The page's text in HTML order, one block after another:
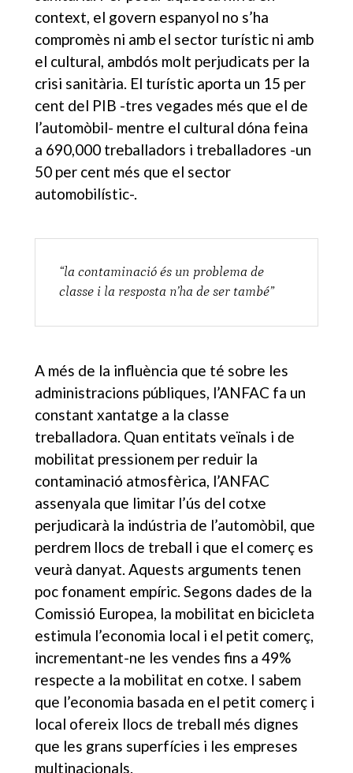
context, el govern espanyol no s’ha
compromès ni amb el sector turístic ni amb
el cultural, ambdós molt perjudicats per la
crisi sanitària. El turístic aporta un 15 per
cent del PIB -tres vegades més que el de
l’automòbil- mentre el cultural dóna feina
a 690,000 treballadors i treballadores -un
50 per cent més que el sector
automobilístic-.
“la contaminació és un problema de
classe i la resposta n’ha de ser també”
A més de la influència que té sobre les
administracions públiques, l’ANFAC fa un
constant xantatge a la classe
treballadora. Quan entitats veïnals i de
mobilitat pressionem per reduir la
contaminació atmosfèrica, l’ANFAC
assenyala que limitar l’ús del cotxe
perjudicarà la indústria de l’automòbil, que
perdrem llocs de treball i que el comerç es
veurà danyat. Aquests arguments tenen
poc fonament empíric. Segons dades de la
Comissió Europea, la mobilitat en bicicleta
estimula l’economia local i el petit comerç,
incrementant-ne les vendes fins a 49%
respecte a la mobilitat en cotxe. I sabem
que l’economia basada en el petit comerç i
local ofereix llocs de treball més dignes
que les grans superfícies i les empreses
multinacionals.